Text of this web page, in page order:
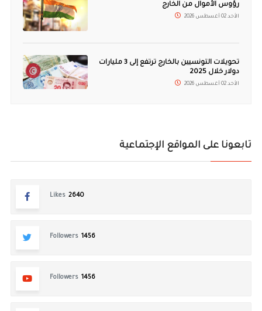
رؤوس الأموال من الخارج
الأحد 02 أغسطس 2026
تحويلات التونسيين بالخارج ترتفع إلى 3 مليارات
دولار خلال 2025
الأحد 02 أغسطس 2026
تابعونا على المواقع الإجتماعية
Likes 2640
Followers 1456
Followers 1456